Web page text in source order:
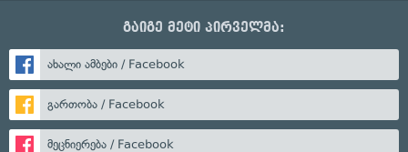
გაიგე მეტი პირველმა:
ახალი ამბები / Facebook
გართობა / Facebook
მეცნიერება / Facebook